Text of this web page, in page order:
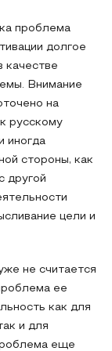
проблема
долгое
качестве
Внимание
на
русскому
иногда
стороны, как
другой
цели и
не считается
ее
как для
и для
еще